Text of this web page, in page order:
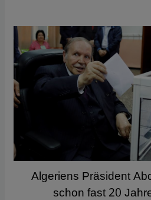
Algeriens Präsident
schon fast 20